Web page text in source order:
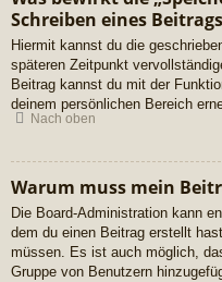
Schreiben eines
Hiermit kannst du die
späteren Zeitpunkt
Beitrag kannst du mit der
deinem persönlichen Bereich
Nach oben
Warum muss mein
Die Board-Administration kann
dem du einen Beitrag erstellt
müssen. Es ist auch möglich,
Gruppe von Benutzern